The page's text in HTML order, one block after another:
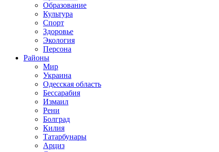
Образование
Культура
Спорт
Здоровье
Экология
Персона
Районы
Мир
Украина
Одесская область
Бессарабия
Измаил
Рени
Болград
Килия
Татарбунары
Арциз